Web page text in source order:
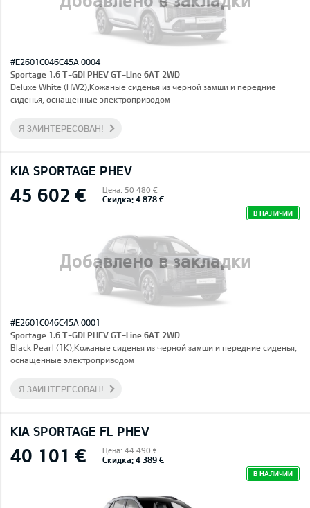
#E2601C046C45A 0004
Sportage 1.6 T-GDI PHEV GT-Line 6AT 2WD
Deluxe White (HW2),Кожаные сиденья из черной замши и передние
сиденья, оснащенные электроприводом
Я ЗАИНТЕРЕСОВАН!
KIA SPORTAGE PHEV
Добавлено в закладки
45 602 € Цена: 50 480 €
Скидка: 4 878 €
В НАЛИЧИИ
#E2601C046C45A 0001
Sportage 1.6 T-GDI PHEV GT-Line 6AT 2WD
Black Pearl (1K),Кожаные сиденья из черной замши и передние сиденья,
оснащенные электроприводом
Я ЗАИНТЕРЕСОВАН!
KIA SPORTAGE FL PHEV
40 101 € Цена: 44 490 €
Скидка: 4 389 €
В НАЛИЧИИ